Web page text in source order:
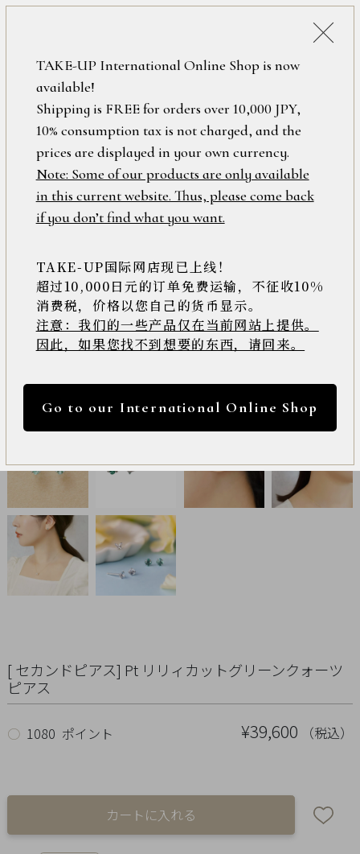
[ セカンドピアス] Pt リリィカットグリーンクォーツ
ピアス
¥39,600 （税込）
○ 1080 ポイント
フリーワード
在庫なし含む
アイテム
ロ
グ
イ
ン
/
新
規
会
登
録
>>
Online
Shop
Item
ALL
Necklace
Pierced
Disney
Season
TAKE-UP International Online Shop is now
available!
Shipping is FREE for orders over 10,000 JPY,
10% consumption tax is not charged, and the
prices are displayed in your own currency.
Note: Some of our products are only available
in this current website. Thus, please come back
if you don’t find what you want.
TAKE-UP国际网店现已上线！
超过10,000日元的订单免费运输，不征收10%
消费税，价格以您自己的货币显示。
注意：我们的一些产品仅在当前网站上提供。
因此，如果您找不到想要的东西，请回来。
Go to our International Online Shop